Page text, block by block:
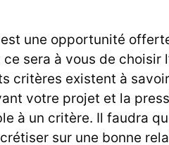
est une opportunité
sera à vous de choisir
critères existent à
votre projet et la
à un critère. Il faudra
sur une bonne